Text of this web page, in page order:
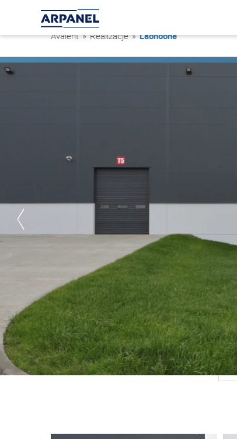
Avaleht » Realizacje »Laohoone